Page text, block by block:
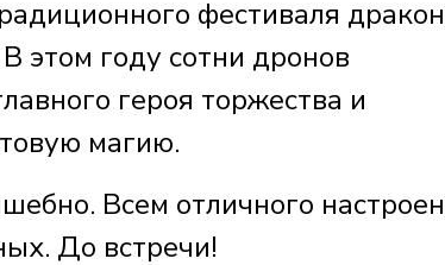
фестиваля
этом году сотни дронов
героя торжества и
магию.
Всем отличного
До встречи!